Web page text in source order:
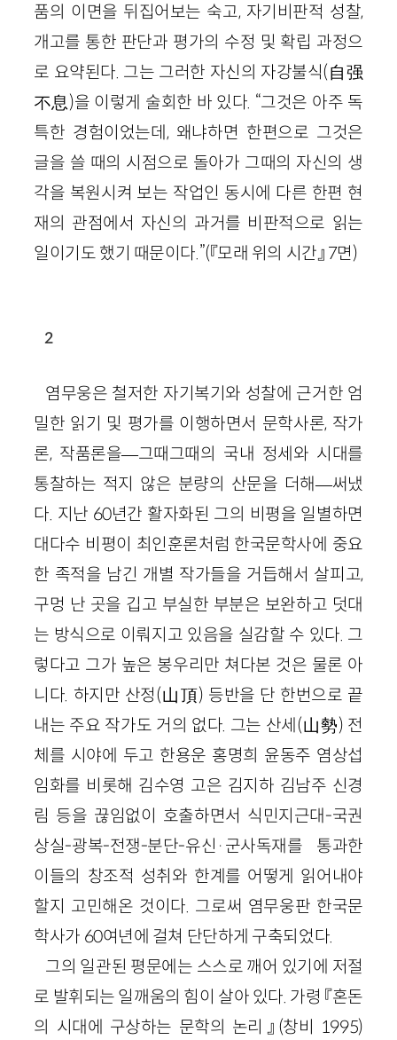
품의 이면을 뒤집어보는 숙고, 자기비판적 성찰,
개고를 통한 판단과 평가의 수정 및 확립 과정으
로 요약된다. 그는 그러한 자신의 자강불식(自强
不息)을 이렇게 술회한 바 있다. “그것은 아주 독
특한 경험이었는데, 왜냐하면 한편으로 그것은
글을 쓸 때의 시점으로 돌아가 그때의 자신의 생
각을 복원시켜 보는 작업인 동시에 다른 한편 현
재의 관점에서 자신의 과거를 비판적으로 읽는
일이기도 했기 때문이다.”(『모래 위의 시간』 7면)
2
염무웅은 철저한 자기복기와 성찰에 근거한 엄
밀한 읽기 및 평가를 이행하면서 문학사론, 작가
론, 작품론을—그때그때의 국내 정세와 시대를
통찰하는 적지 않은 분량의 산문을 더해—써냈
다. 지난 60년간 활자화된 그의 비평을 일별하면
대다수 비평이 최인훈론처럼 한국문학사에 중요
한 족적을 남긴 개별 작가들을 거듭해서 살피고,
구멍 난 곳을 깁고 부실한 부분은 보완하고 덧대
는 방식으로 이뤄지고 있음을 실감할 수 있다. 그
렇다고 그가 높은 봉우리만 쳐다본 것은 물론 아
니다. 하지만 산정(山頂) 등반을 단 한번으로 끝
내는 주요 작가도 거의 없다. 그는 산세(山勢) 전
체를 시야에 두고 한용운 홍명희 윤동주 염상섭
임화를 비롯해 김수영 고은 김지하 김남주 신경
림 등을 끊임없이 호출하면서 식민지근대-국권
상실-광복-전쟁-분단-유신·군사독재를 통과한
이들의 창조적 성취와 한계를 어떻게 읽어내야
할지 고민해온 것이다. 그로써 염무웅판 한국문
학사가 60여년에 걸쳐 단단하게 구축되었다.
그의 일관된 평문에는 스스로 깨어 있기에 저절
로 발휘되는 일깨움의 힘이 살아 있다. 가령 『혼돈
의 시대에 구상하는 문학의 논리』(창비 1995)